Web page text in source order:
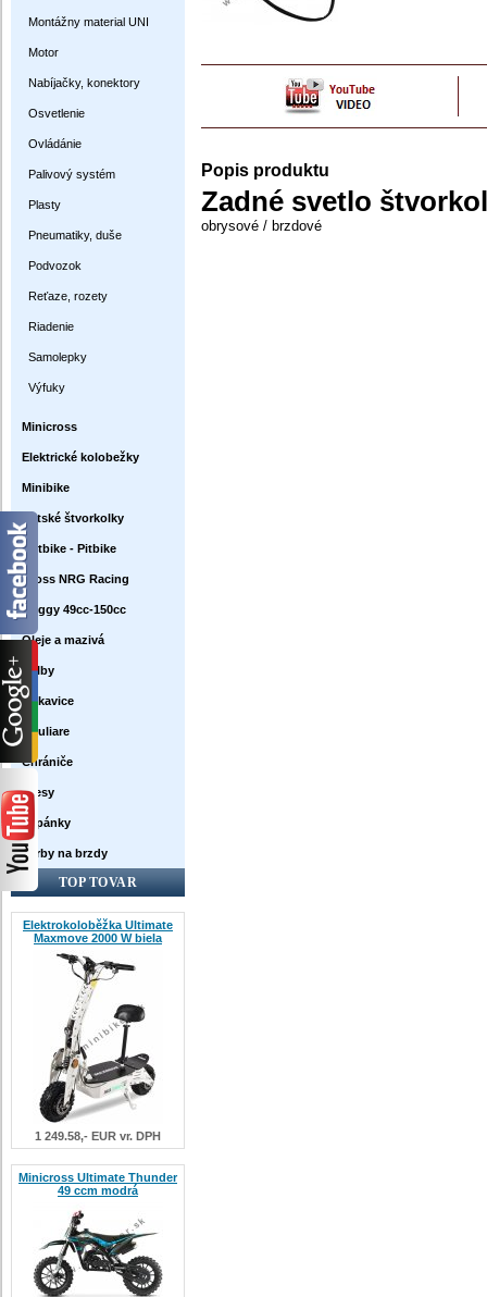
Montážny material UNI
Motor
Nabíjačky, konektory
Osvetlenie
Ovládánie
Palivový systém
Plasty
Pneumatiky, duše
Podvozok
Reťaze, rozety
Riadenie
Samolepky
Výfuky
Minicross
Elektrické kolobežky
Minibike
Detské štvorkolky
Dirtbike - Pitbike
Cross NRG Racing
Buggy 49cc-150cc
Oleje a mazivá
Prilby
Rukavice
Okuliare
Chrániče
Dresy
Topánky
Farby na brzdy
TOP TOVAR
Elektrokoloběžka Ultimate
Maxmove 2000 W biela
1 249.58,- EUR vr. DPH
Minicross Ultimate Thunder
49 ccm modrá
Popis produktu
Zadné svetlo
obrysové / brzdové